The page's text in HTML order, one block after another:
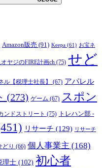
Amazon販売 (91) Keepa (61) お宝ネ
オヤジのFIRE計画ch (75) せど
ル【税理士社長】 (67) アパレル
(273) ゲーム (67) スポン
ンドストリート (75) トレハン部 -
リサーチ (129) リサーチ
どり (66) 個人事業主 (168)
理士 (102) 初心者